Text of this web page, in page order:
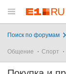
Поиск по форумам
Общение Спорт